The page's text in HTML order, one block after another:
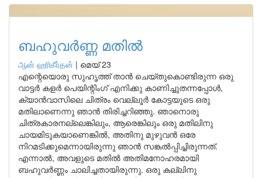
ബഹുവർണ്ണ മതിൽ
ஆன் ஹரிகீர்தன் | മെയ് 23
എന്റെയൊരു സുഹൃത്ത് താൻ ചെയ്തുകൊണ്ടിരുന്ന ഒരു
വാട്ടർ കളർ പെയിന്റിംഗ് എനിക്കു കാണിച്ചുതന്നപ്പോൾ,
ക്യാൻവാസിലെ ചിത്രം വെല്ലൂർ കോട്ടയുടെ ഒരു
മതിലാണെന്നു ഞാൻ തിരിച്ചറിഞ്ഞു. ഞാനൊരു
ചിത്രകാരനല്ലെങ്കിലും, ആരെങ്കിലും ഒരു മതിലിനു
ചായമിടുകയാണെങ്കിൽ, അതിനു മുഴുവൻ ഒരേ
നിറമടിക്കുമെന്നായിരുന്നു ഞാൻ സങ്കൽപ്പിച്ചിരുന്നത്.
എന്നാൽ, അവളുടെ മതിൽ അതിമനോഹരമായി
ബഹുവർണ്ണം ചാലിച്ചതായിരുന്നു. ഒരു കല്ലിനു